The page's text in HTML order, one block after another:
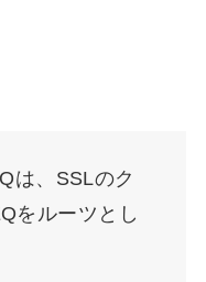
は、SSLのク
をルーツとし